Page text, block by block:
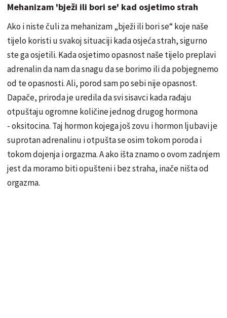
Mehanizam 'bježi ili bori se' kad osjetimo strah
Ako i niste čuli za mehanizam „bježi ili bori se“ koje naše
tijelo koristi u svakoj situaciji kada osjeća strah, sigurno
ste ga osjetili. Kada osjetimo opasnost naše tijelo preplavi
adrenalin da nam da snagu da se borimo ili da pobjegnemo
od te opasnosti. Ali, porod sam po sebi nije opasnost.
Dapače, priroda je uredila da svi sisavci kada rađaju
otpuštaju ogromne količine jednog drugog hormona
- oksitocina. Taj hormon kojega još zovu i hormon ljubavi je
suprotan adrenalinu i otpušta se osim tokom poroda i
tokom dojenja i orgazma. A ako išta znamo o ovom zadnjem
jest da moramo biti opušteni i bez straha, inače ništa od
orgazma.